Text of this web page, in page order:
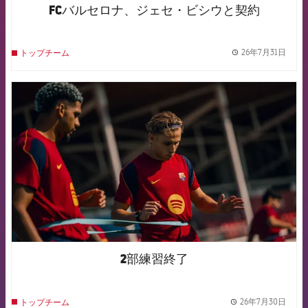
FCバルセロナ、ジェセ・ビシウと契約
トップチーム 26年7月31日
FCB Barcelona badge
2部練習終了
トップチーム 26年7月30日